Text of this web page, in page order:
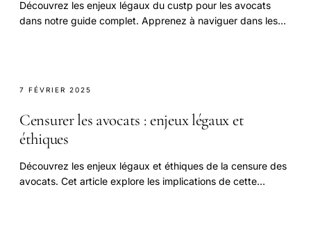
Découvrez les enjeux légaux du custp pour les avocats
dans notre guide complet. Apprenez à naviguer dans les
7 FÉVRIER 2025
Censurer les avocats : enjeux légaux et
éthiques
Découvrez les enjeux légaux et éthiques de la censure des
avocats. Cet article explore les implications de cette